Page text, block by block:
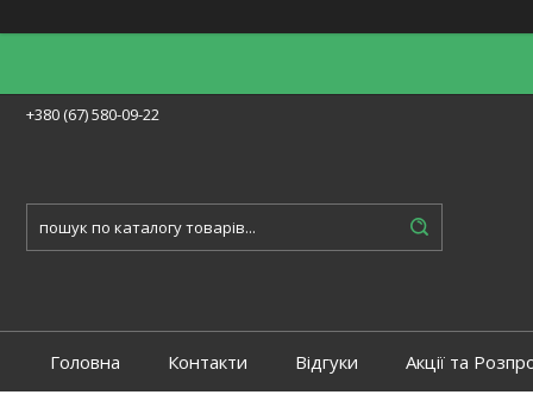
+380 (67) 580-09-22
Головна Контакти Відгуки Акції та